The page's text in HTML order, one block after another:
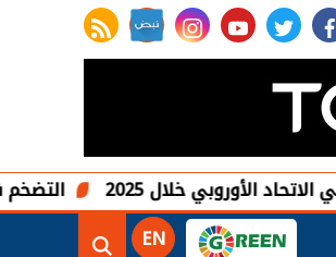
facebook
twitter
youtube
instagram
rss feed
التضخم في المكسيك
EN